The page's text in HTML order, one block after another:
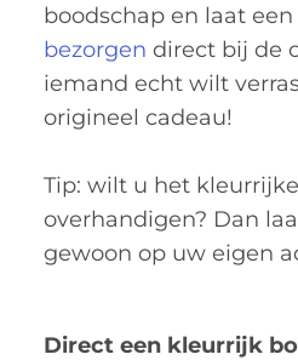
boodschap en laat een
bezorgen direct bij de
iemand echt wilt
origineel cadeau!
Tip: wilt u het
overhandigen? Dan
gewoon op uw eigen
Direct een kleurrijk